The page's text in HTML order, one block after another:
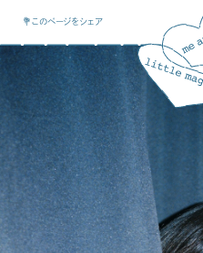
💐このページをシェア